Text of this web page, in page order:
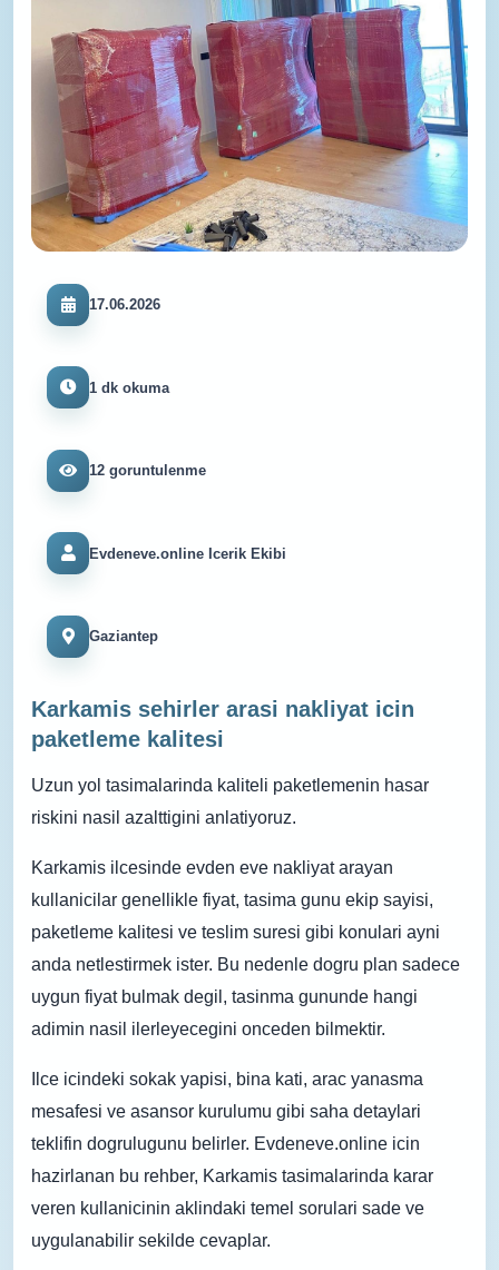
17.06.2026
1 dk okuma
12 goruntulenme
Evdeneve.online Icerik Ekibi
Gaziantep
Karkamis sehirler arasi nakliyat icin
paketleme kalitesi
Uzun yol tasimalarinda kaliteli paketlemenin hasar
riskini nasil azalttigini anlatiyoruz.
Karkamis ilcesinde evden eve nakliyat arayan
kullanicilar genellikle fiyat, tasima gunu ekip sayisi,
paketleme kalitesi ve teslim suresi gibi konulari ayni
anda netlestirmek ister. Bu nedenle dogru plan sadece
uygun fiyat bulmak degil, tasinma gununde hangi
adimin nasil ilerleyecegini onceden bilmektir.
Ilce icindeki sokak yapisi, bina kati, arac yanasma
mesafesi ve asansor kurulumu gibi saha detaylari
teklifin dogrulugunu belirler. Evdeneve.online icin
hazirlanan bu rehber, Karkamis tasimalarinda karar
veren kullanicinin aklindaki temel sorulari sade ve
uygulanabilir sekilde cevaplar.